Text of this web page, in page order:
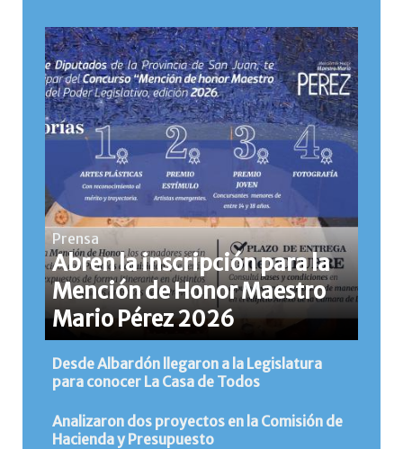
Prensa
Abren la inscripción para la
Mención de Honor Maestro
Mario Pérez 2026
Desde Albardón llegaron a la Legislatura
para conocer La Casa de Todos
Analizaron dos proyectos en la Comisión de
Hacienda y Presupuesto